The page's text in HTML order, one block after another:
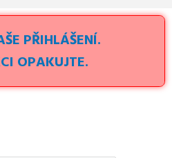
PŘIHLÁŠENÍ.
OPAKUJTE.